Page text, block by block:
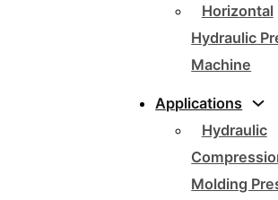
Horizontal
Hydraulic
Machine
Applications
Hydraulic
Molding